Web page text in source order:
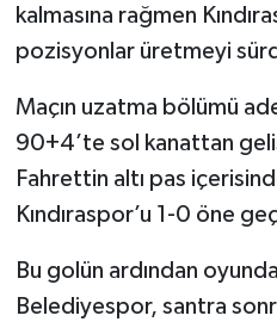
kalmasına rağmen
pozisyonlar üretmeyi
Maçın uzatma bölümü
90+4’te sol kanattan
Fahrettin altı pas
Kındıraspor’u 1-0 öne
Bu golün ardından
Belediyespor, santra